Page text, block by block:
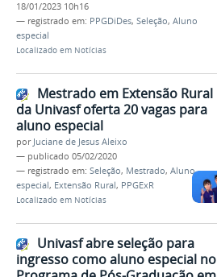
18/01/2023 10h16
— registrado em: PPGDiDes, Seleção, Aluno
especial
Localizado em Notícias
Mestrado em Extensão Rural
da Univasf oferta 20 vagas para
aluno especial
por Juciane de Jesus Aleixo
— publicado 05/02/2020
— registrado em: Seleção, Mestrado, Aluno
especial, Extensão Rural, PPGExR
Localizado em Notícias
Univasf abre seleção para
ingresso como aluno especial no